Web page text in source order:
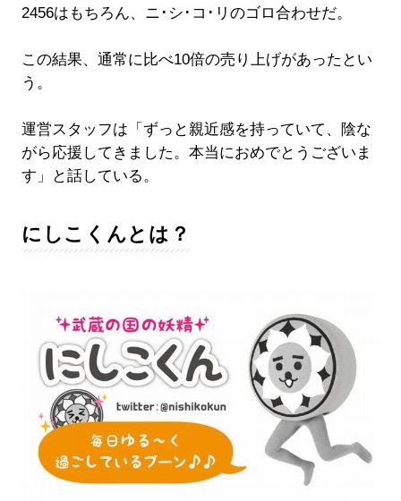
2456はもちろん、ニ･シ･コ･リのゴロ合わせだ。
この結果、通常に比べ10倍の売り上げがあったとい
う。
運営スタッフは「ずっと親近感を持っていて、陰な
がら応援してきました。本当におめでとうございま
す」と話している。
にしこくんとは？